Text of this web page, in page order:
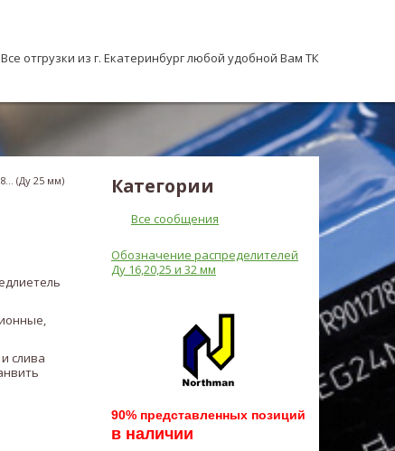
Все отгрузки из г. Екатеринбург любой удобной Вам ТК
(Ду 25 мм)
слива
Категории
Все сообщения
Обозначение распределителей
Ду 16,20,25 и 32 мм
90% представленных позиций
в наличии